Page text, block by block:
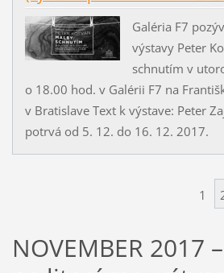
Galéria F7
výstavy Peter
schnutím v
o 18.00 hod. v Galérii F7 na
v Bratislave Text k výstave: Peter
potrvá od 5. 12. do 16. 12. 2017.
1
NOVEMBER 2017